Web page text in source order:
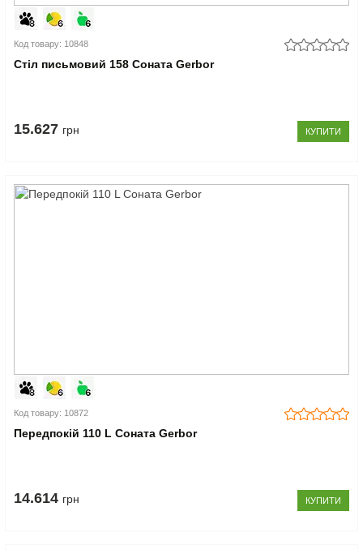
Код товару: 10848
Стіл письмовий 158 Соната Gerbor
15.627 грн КУПИТИ
Код товару: 10872
Передпокій 110 L Соната Gerbor
14.614 грн КУПИТИ